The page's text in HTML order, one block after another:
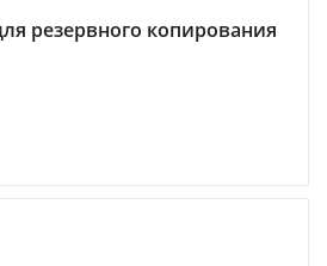
резервного копирования